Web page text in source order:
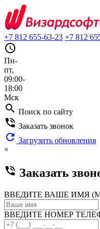
+7 812 655-63-23 +7 812
query_builder
Пн-
пт,
09:00-
18:00
Мск
search Поиск по сайту
phone_in_talk Заказать звонок
refresh Загрузить обновления
×
phone_in_talk Заказать
ВВЕДИТЕ ВАШЕ ИМЯ
ВВЕДИТЕ НОМЕР